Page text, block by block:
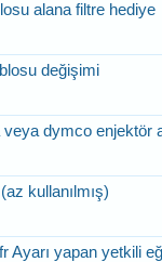
alana filtre hediye
değişimi
veya dymco enjektör
kullanılmış)
Ayarı yapan yetkili